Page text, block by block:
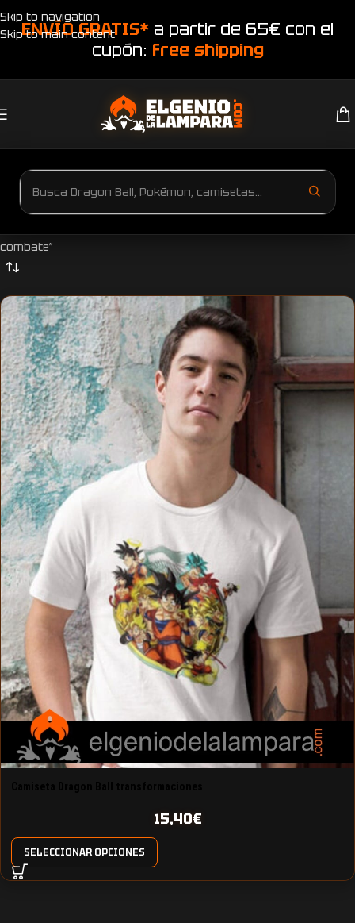
Skip to navigation
Skip to main content
ENVÍO GRATIS* a partir de 65€ con el
cupón: free shipping
Inicio
combate”
15,40€
SELECCIONAR OPCIONES